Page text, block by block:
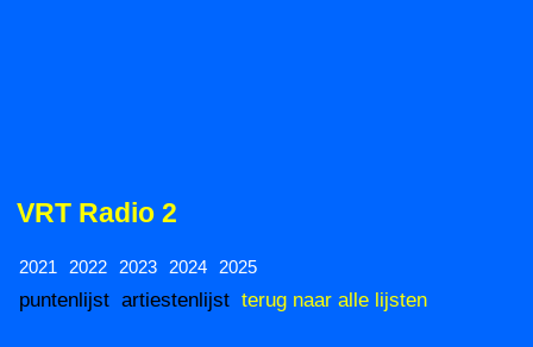
VRT Radio 2
2021 2022 2023 2024 2025
puntenlijst artiestenlijst terug naar alle lijsten